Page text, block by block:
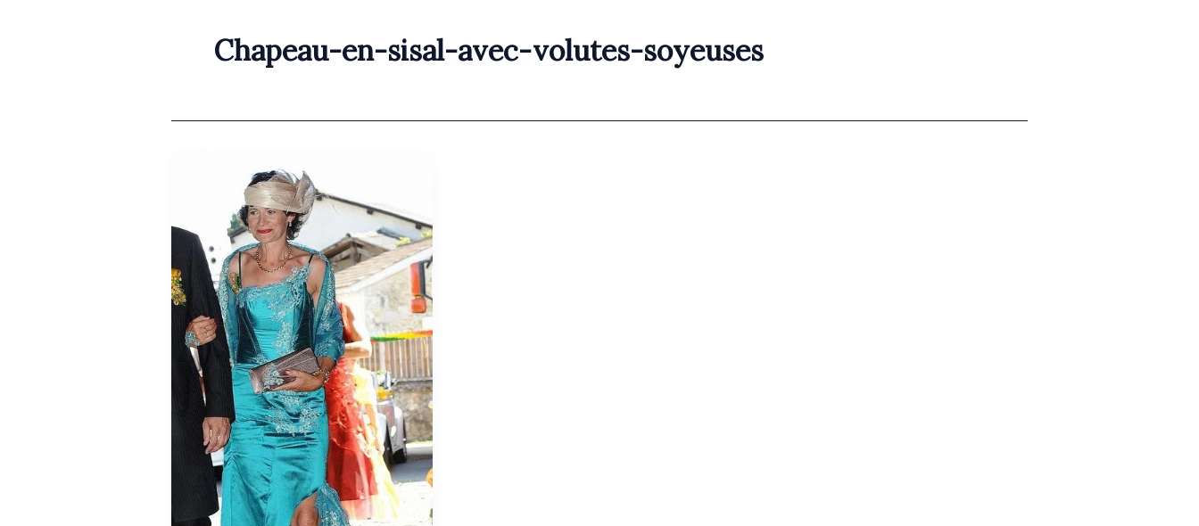
Chapeau-en-sisal-avec-volutes-soyeuses